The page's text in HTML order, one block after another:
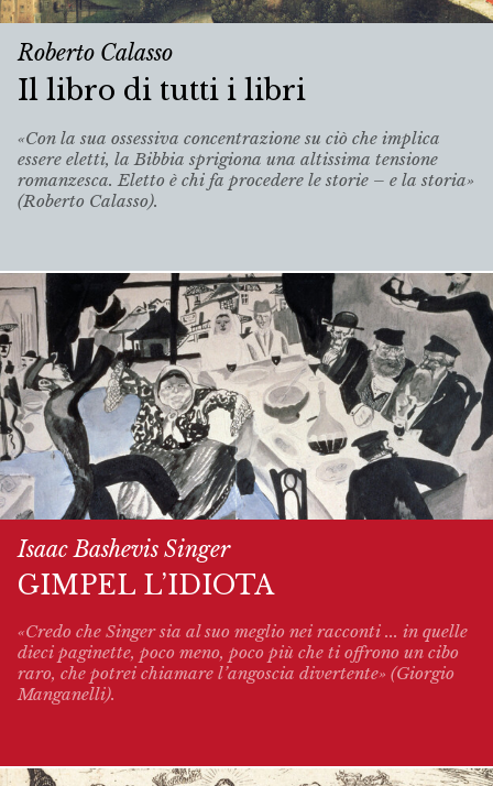
Roberto Calasso
Il libro di tutti i libri
«Con la sua ossessiva concentrazione su ciò che implica
essere eletti, la Bibbia sprigiona una altissima tensione
romanzesca. Eletto è chi fa procedere le storie – e la storia»
(Roberto Calasso).
Isaac Bashevis Singer
GIMPEL L’IDIOTA
«Credo che Singer sia al suo meglio nei racconti ... in quelle
dieci paginette, poco meno, poco più che ti offrono un cibo
raro, che potrei chiamare l’angoscia divertente» (Giorgio
Manganelli).